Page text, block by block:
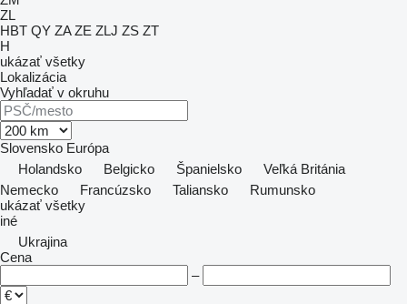
ZL
HBT QY ZA ZE ZLJ ZS ZT
H
ukázať všetky
Lokalizácia
Vyhľadať v okruhu
Slovensko Európa
Holandsko
Belgicko Španielsko
Veľká Británia
Nemecko
Francúzsko Taliansko
Rumunsko
ukázať všetky
iné
Ukrajina
Cena
–